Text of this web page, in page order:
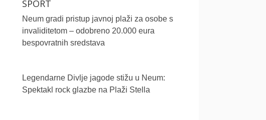
SPORT
Neum gradi pristup javnoj plaži za osobe s
invaliditetom – odobreno 20.000 eura
bespovratnih sredstava
Legendarne Divlje jagode stižu u Neum:
Spektakl rock glazbe na Plaži Stella